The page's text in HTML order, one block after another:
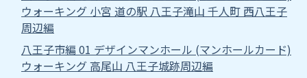
ウォーキング 小宮 道の駅 八王子滝山 千人町 西八王子
周辺編
八王子市編 01 デザインマンホール (マンホールカード)
ウォーキング 高尾山 八王子城跡周辺編